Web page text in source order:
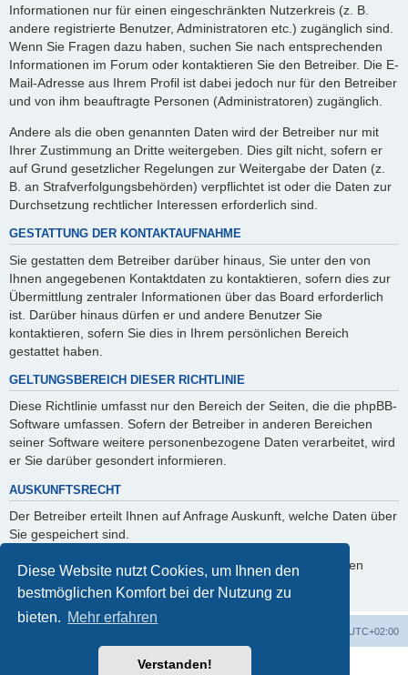
Diese Website nutzt Cookies, um Ihnen den
bestmöglichen Komfort bei der Nutzung zu
bieten. Mehr erfahren
Verstanden!
Informationen nur für einen eingeschränkten Nutzerkreis (z. B.
andere registrierte Benutzer, Administratoren etc.) zugänglich sind.
Wenn Sie Fragen dazu haben, suchen Sie nach entsprechenden
Informationen im Forum oder kontaktieren Sie den Betreiber. Die E-
Mail-Adresse aus Ihrem Profil ist dabei jedoch nur für den Betreiber
und von ihm beauftragte Personen (Administratoren) zugänglich.
Andere als die oben genannten Daten wird der Betreiber nur mit
Ihrer Zustimmung an Dritte weitergeben. Dies gilt nicht, sofern er
auf Grund gesetzlicher Regelungen zur Weitergabe der Daten (z.
B. an Strafverfolgungsbehörden) verpflichtet ist oder die Daten zur
Durchsetzung rechtlicher Interessen erforderlich sind.
GESTATTUNG DER KONTAKTAUFNAHME
Sie gestatten dem Betreiber darüber hinaus, Sie unter den von
Ihnen angegebenen Kontaktdaten zu kontaktieren, sofern dies zur
Übermittlung zentraler Informationen über das Board erforderlich
ist. Darüber hinaus dürfen er und andere Benutzer Sie
kontaktieren, sofern Sie dies in Ihrem persönlichen Bereich
gestattet haben.
GELTUNGSBEREICH DIESER RICHTLINIE
Diese Richtlinie umfasst nur den Bereich der Seiten, die die phpBB-
Software umfassen. Sofern der Betreiber in anderen Bereichen
seiner Software weitere personenbezogene Daten verarbeitet, wird
er Sie darüber gesondert informieren.
AUSKUNFTSRECHT
Der Betreiber erteilt Ihnen auf Anfrage Auskunft, welche Daten über
Sie gespeichert sind.
Sie können jederzeit die Löschung bzw. Sperrung Ihrer Daten
verlangen. Kontaktieren Sie hierzu bitte den Betreiber.
UTC+02:00
Powered byphpBB® Forum Software © phpBB Limited